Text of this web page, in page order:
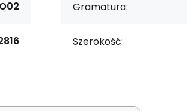
Gramatura:
Szerokość: